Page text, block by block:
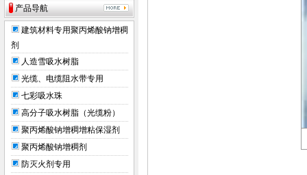
产品导航
建筑材料专用聚丙烯酸钠增稠
剂
人造雪吸水树脂
光缆、电缆阻水带专用
七彩吸水珠
高分子吸水树脂（光缆粉）
聚丙烯酸钠增稠增粘保湿剂
聚丙烯酸钠增稠剂
防灭火剂专用